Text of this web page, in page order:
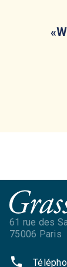
61 rue des
75006 Paris
phone